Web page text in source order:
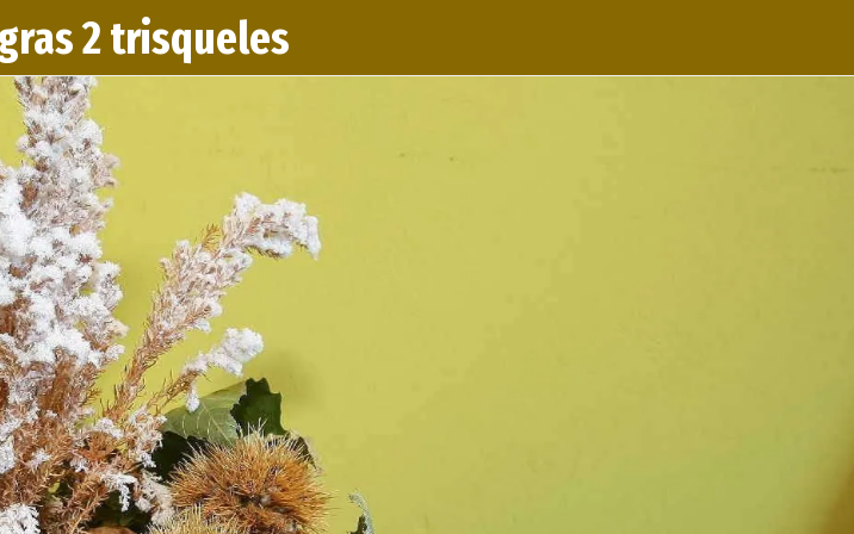
2 trisqueles